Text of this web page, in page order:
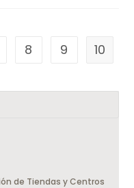
8 9 10
de Tiendas y Centros